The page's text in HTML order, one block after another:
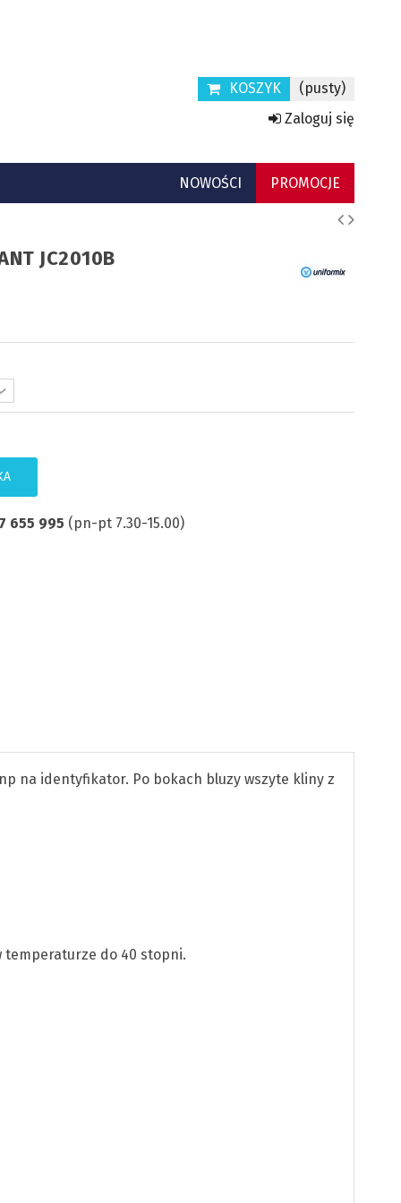
KOSZYK
(pusty)
Zaloguj się
PROMOCJE
NOWOŚCI
JC2010B
655 995 (pn-pt 7.30-15.00)
na identyfikator. Po bokach bluzy wszyte kliny z
temperaturze do 40 stopni.